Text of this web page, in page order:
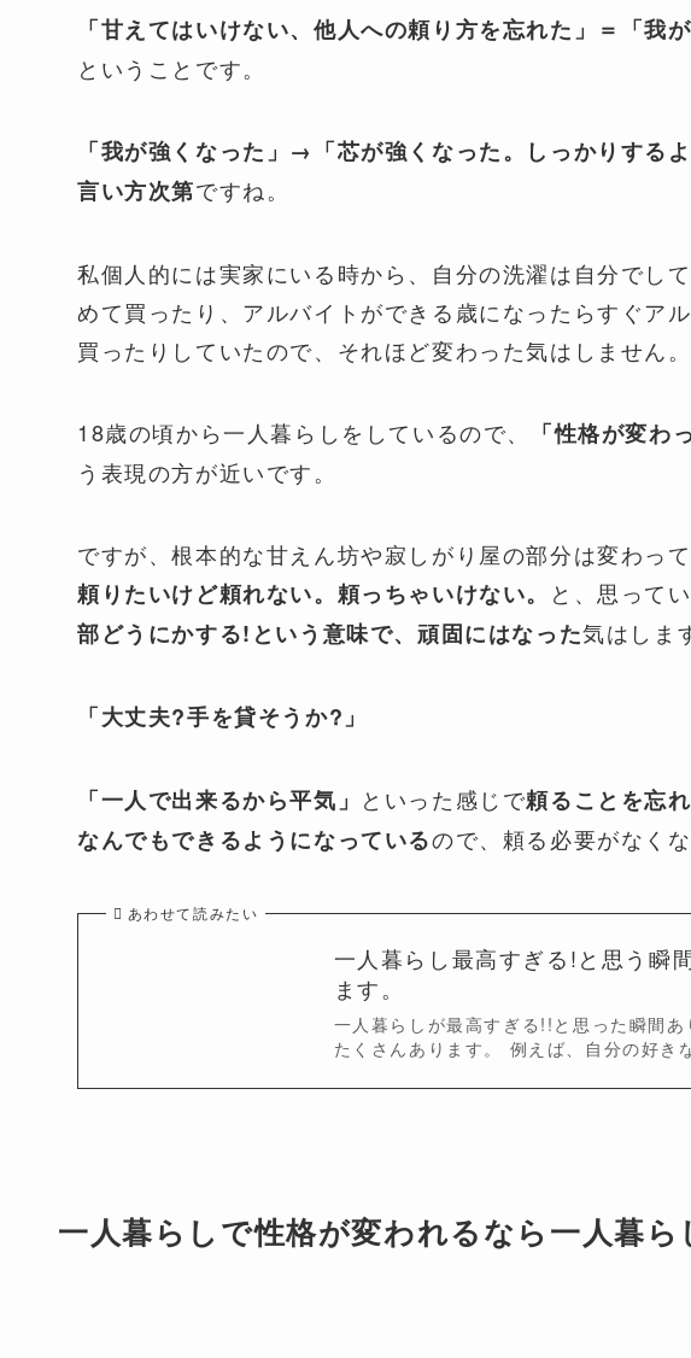
「甘えてはいけない、他人への頼り方を忘れた」＝「我
ということです。
「我が強くなった」→「芯が強くなった。しっかりするよ
言い方次第ですね。
私個人的には実家にいる時から、自分の洗濯は自分でし
めて買ったり、アルバイトができる歳になったらすぐア
買ったりしていたので、それほど変わった気はしません。
18歳の頃から一人暮らしをしているので、 「性格が変わ
う表現の方が近いです。
ですが、根本的な甘えん坊や寂しがり屋の部分は変わって
頼りたいけど頼れない。頼っちゃいけない。
と、思ってい
部どうにかする!という意味で、頑固にはなった気はしま
「大丈夫?手を貸そうか?」
「一人で出来るから平気」 といった感じで頼ることを忘
なんでもできるようになっているので、頼る必要がなく
あわせて読みたい
一人暮らし最高すぎる!と思う瞬
ます。
一人暮らしが最高すぎる!!と思った瞬間
たくさんあります。 例えば、自分の好
一人暮らしで性格が変われるなら一人暮